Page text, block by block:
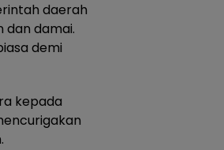
daerah
dan damai.
demi
kepada